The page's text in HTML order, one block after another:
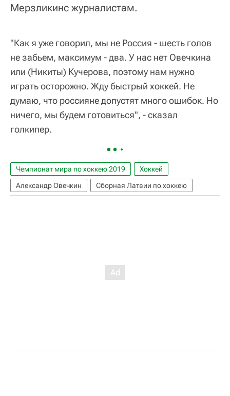
Мерзликинс журналистам.
"Как я уже говорил, мы не Россия - шесть голов
не забьем, максимум - два. У нас нет Овечкина
или (Никиты) Кучерова, поэтому нам нужно
играть осторожно. Жду быстрый хоккей. Не
думаю, что россияне допустят много ошибок. Но
ничего, мы будем готовиться", - сказал
голкипер.
Чемпионат мира по хоккею 2019
Хоккей
Александр Овечкин
Сборная Латвии по хоккею